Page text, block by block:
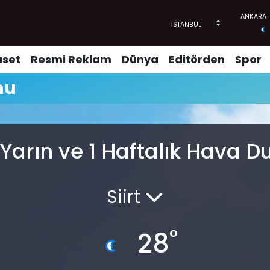
Resmi Reklam Dünya Editörden Spor
ve 1 Haftalık Hava
Siirt
28°